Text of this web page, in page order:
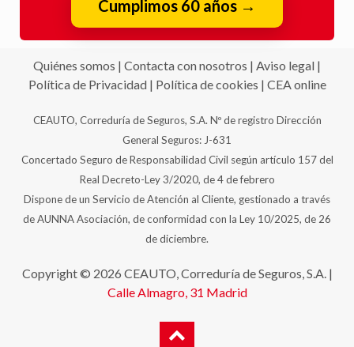
Cumplimos 60 años →
Quiénes somos | Contacta con nosotros | Aviso legal |
Política de Privacidad| Política de cookies | CEA online
CEAUTO, Correduría de Seguros, S.A. Nº de registro Dirección
General Seguros: J-631
Concertado Seguro de Responsabilidad Civil según artículo 157 del
Real Decreto-Ley 3/2020, de 4 de febrero
Dispone de un Servicio de Atención al Cliente, gestionado a través
de AUNNA Asociación, de conformidad con la Ley 10/2025, de 26
de diciembre.
Copyright © 2026 CEAUTO, Correduría de Seguros, S.A. |
Calle Almagro, 31 Madrid